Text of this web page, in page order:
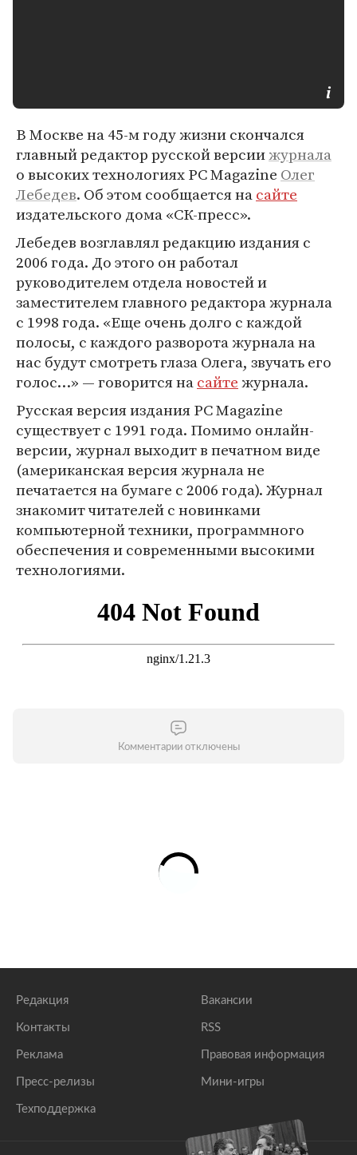
В Москве на 45-м году жизни скончался
главный редактор русской версиижурнала
о высоких технологиях PC Magazine Олег
Лебедев. Об этом сообщается насайте
издательского дома «СК-пресс».
Лебедев возглавлял редакцию издания с
2006 года. До этого он работал
руководителем отдела новостей и
заместителем главного редактора журнала
с 1998 года. «Еще очень долго с каждой
полосы, с каждого разворота журнала на
нас будут смотреть глаза Олега, звучать его
голос…» — говорится насайтежурнала.
Русская версия издания PC Magazine
существует с 1991 года. Помимо онлайн-
версии, журнал выходит в печатном виде
(американская версия журнала не
печатается на бумаге с 2006 года). Журнал
знакомит читателей с новинками
компьютерной техники, программного
обеспечения и современными высокими
технологиями.
Комментарии отключены
Редакция
Контакты
Реклама
Пресс-релизы
Техподдержка
Вакансии
RSS
Правовая информация
Мини-игры